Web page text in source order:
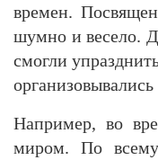
времен.
шумно и весело.
смогли
Например, во
миром. По всему